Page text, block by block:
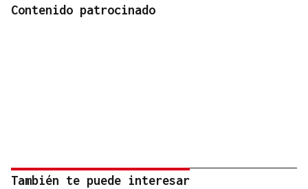
Contenido patrocinado
También te puede interesar